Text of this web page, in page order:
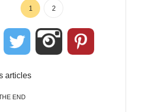
1 2
articles
END